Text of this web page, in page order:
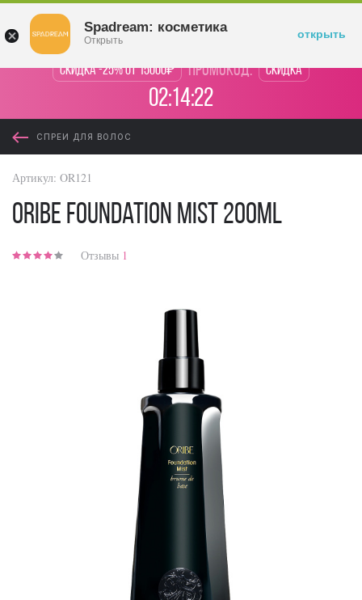
Скидка -25% от 15000₽ промокод: Скидка
02:14:22
СПРЕИ ДЛЯ ВОЛОС
Артикул: OR121
Oribe Foundation Mist 200ml
Отзывы 1
Spadream: косметика
Открыть открыть